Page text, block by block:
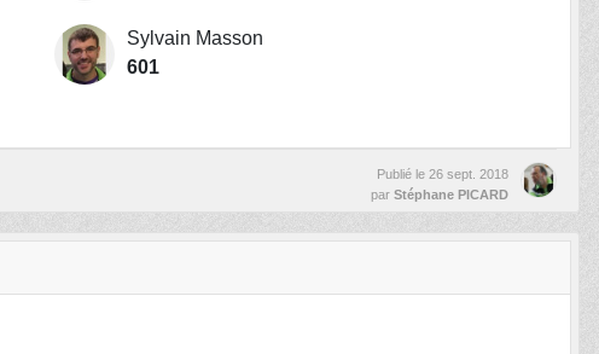
Sylvain Masson
601
Publié le 26 sept. 2018
par Stéphane PICARD